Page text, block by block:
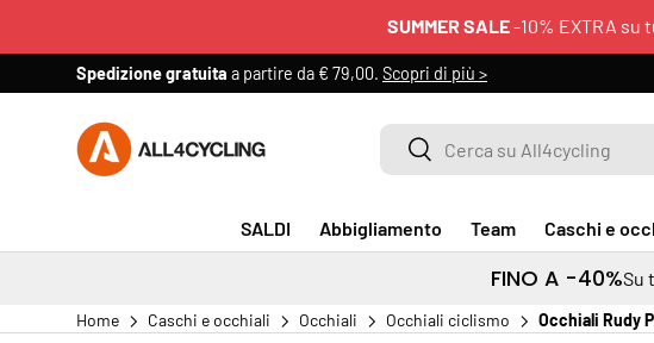
SUMMER SALE-10% EXTRA su
Spedizione gratuita a partire da € 79,00. Scopri di più >
Cerca su All4cycling
Cerca
SALDI Abbigliamento Team Caschi e
FINO A -40%Su
Home Caschi e occhiali Occhiali Occhiali ciclismo Occhiali Rudy